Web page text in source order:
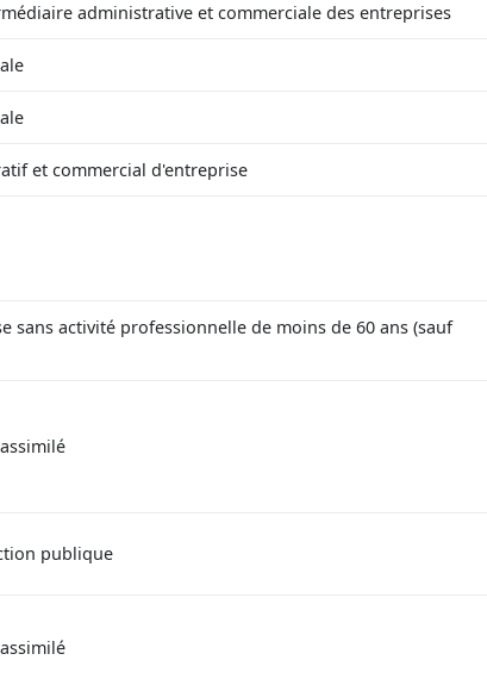
administrative et commerciale des entreprises
et commercial d'entreprise
sans activité professionnelle de moins de 60 ans (sauf
publique